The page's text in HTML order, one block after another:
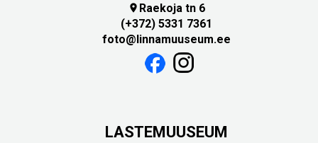
 Raekoja tn 6
(+372) 5331 7361
foto@linnamuuseum.ee
LASTEMUUSEUM